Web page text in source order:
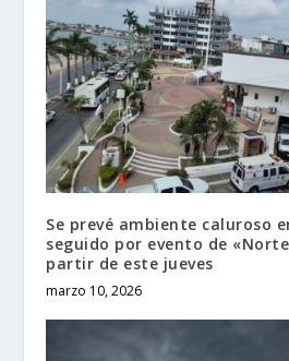
Se prevé ambiente caluroso
seguido por evento de
partir de este jueves
marzo 10, 2026